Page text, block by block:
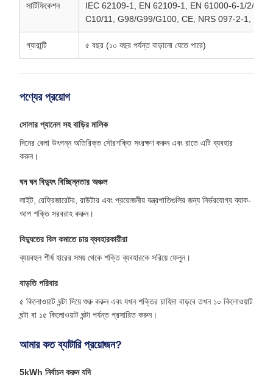
সার্টিফিকেশন
IEC 62109-1, EN 62109-1, EN 61000-6-1/2/3/4,
C10/11, G98/G99/G100, CE, NRS 097-2-1, UNE
গ্যারান্টি ৫ বছর (১০ বছর পর্যন্ত বাড়ানো যেতে পারে)
পণ্যের প্রয়োগ
সোলার প্যানেল সহ বাড়ির মালিক
দিনের বেলা উৎপন্ন অতিরিক্ত সৌরশক্তি সংরক্ষণ করুন এবং রাতে এটি ব্যবহার
করুন।
ঘন ঘন বিদ্যুৎ বিচ্ছিন্নতার অঞ্চল
লাইট, রেফ্রিজারেটর, রাউটার এবং প্রয়োজনীয় যন্ত্রপাতিগুলির জন্য নির্ভরযোগ্য ব্যাক-
আপ শক্তি সরবরাহ করুন।
বিদ্যুতের বিল কমাতে চায় ব্যবহারকারীরা
ব্যয়বহুল শীর্ষ হারের সময় থেকে শক্তি ব্যবহারকে সরিয়ে ফেলুন।
বাড়তি পরিবার
৫ কিলোওয়াট ঘন্টা দিয়ে শুরু করুন এবং যখন শক্তির চাহিদা বাড়বে তখন ১০ কিলোওয়াট
ঘন্টা বা ১৫ কিলোওয়াট ঘন্টা পর্যন্ত প্রসারিত করুন।
আমার কত ব্যাটারি প্রয়োজন?
5kWh নির্বাচন করুন যদি